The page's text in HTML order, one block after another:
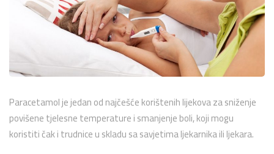
Paracetamol je jedan od najčešće korištenih lijekova za sniženje
povišene tjelesne temperature i smanjenje boli, koji mogu
koristiti čak i trudnice u skladu sa savjetima ljekarnika ili ljekara.